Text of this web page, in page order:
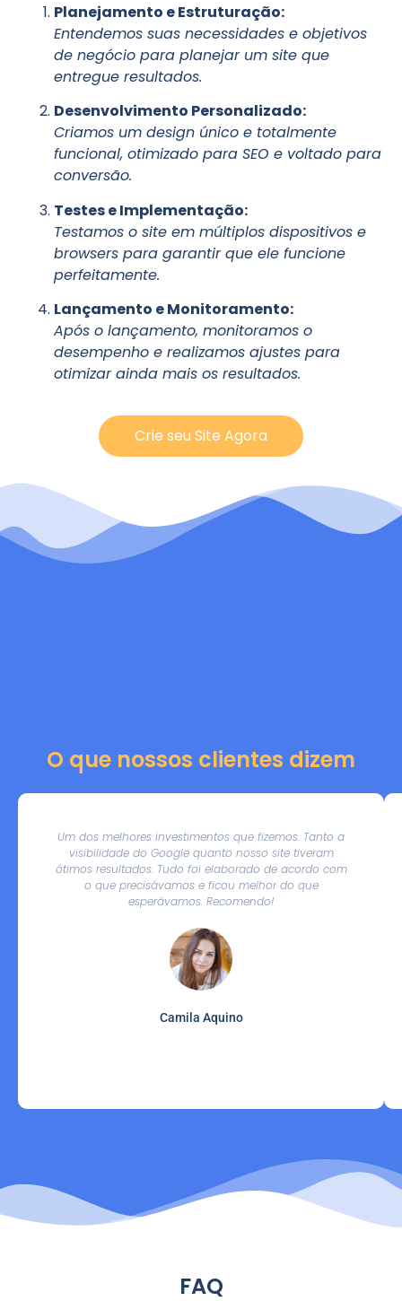
Planejamento e Estruturação:
Entendemos suas necessidades e objetivos
de negócio para planejar um site que
entregue resultados.
Desenvolvimento Personalizado:
Criamos um design único e totalmente
funcional, otimizado para SEO e voltado para
conversão.
Testes e Implementação:
Testamos o site em múltiplos dispositivos e
browsers para garantir que ele funcione
perfeitamente.
Lançamento e Monitoramento:
Após o lançamento, monitoramos o
desempenho e realizamos ajustes para
otimizar ainda mais os resultados.
Crie seu Site Agora
O que nossos clientes dizem
Um dos melhores investimentos que fizemos. Tanto a
visibilidade do Google quanto nosso site tiveram
ótimos resultados. Tudo foi elaborado de acordo com
o que precisávamos e ficou melhor do que
esperávamos. Recomendo!
Camila Aquino
FAQ